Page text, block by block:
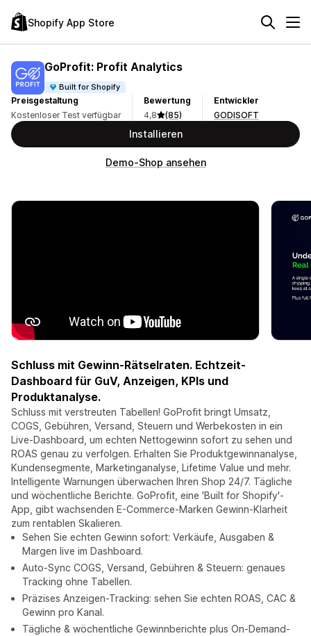
Shopify App Store
GoProfit: Profit Analytics
Built for Shopify
Preisgestaltung
Kostenloser Test verfügbar
Bewertung
4,8
(85)
Entwickler
GODISOFT
Installieren
Demo-Shop ansehen
Schluss mit Gewinn-Rätselraten. Echtzeit-
Dashboard für GuV, Anzeigen, KPIs und
Produktanalyse.
Schluss mit verstreuten Tabellen! GoProfit bringt Umsatz,
COGS, Gebühren, Versand, Steuern und Werbekosten in ein
Live-Dashboard, um echten Nettogewinn sofort zu sehen und
ROAS genau zu verfolgen. Erhalten Sie Produktgewinnanalyse,
Kundensegmente, Marketinganalyse, Lifetime Value und mehr.
Intelligente Warnungen überwachen Ihren Shop 24/7. Tägliche
und wöchentliche Berichte. GoProfit, eine 'Built for Shopify'-
App, gibt wachsenden E-Commerce-Marken Gewinn-Klarheit
zum rentablen Skalieren.
Sehen Sie echten Gewinn sofort: Verkäufe, Ausgaben &
Margen live im Dashboard.
Auto-Sync COGS, Versand, Gebühren & Steuern: genaues
Tracking ohne Tabellen.
Präzises Anzeigen-Tracking: sehen Sie echten ROAS, CAC &
Gewinn pro Kanal.
Tägliche & wöchentliche Gewinnberichte plus On-Demand-